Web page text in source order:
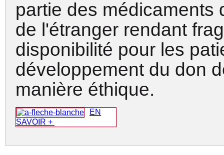
partie des médicaments
de l'étranger rendant
disponibilité pour les
développement du don
manière éthique.
EN
SAVOIR +